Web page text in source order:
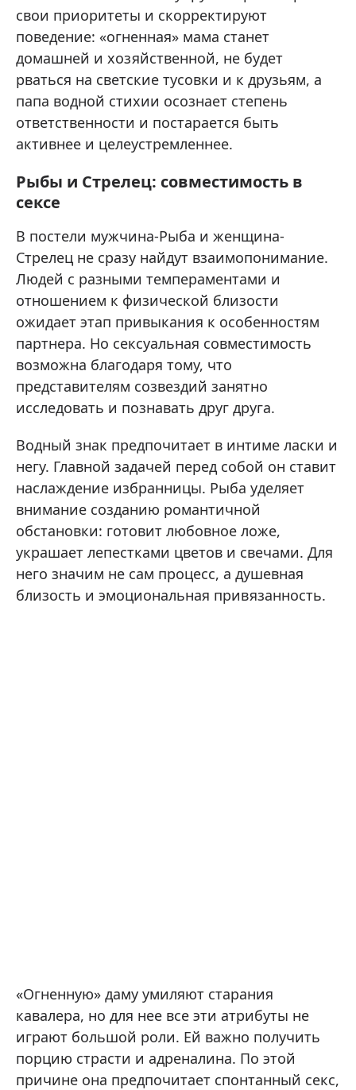
свои приоритеты и скорректируют
поведение: «огненная» мама станет
домашней и хозяйственной, не будет
рваться на светские тусовки и к друзьям, а
папа водной стихии осознает степень
ответственности и постарается быть
активнее и целеустремленнее.
Рыбы и Стрелец: совместимость в
сексе
В постели мужчина-Рыба и женщина-
Стрелец не сразу найдут взаимопонимание.
Людей с разными темпераментами и
отношением к физической близости
ожидает этап привыкания к особенностям
партнера. Но сексуальная совместимость
возможна благодаря тому, что
представителям созвездий занятно
исследовать и познавать друг друга.
Водный знак предпочитает в интиме ласки и
негу. Главной задачей перед собой он ставит
наслаждение избранницы. Рыба уделяет
внимание созданию романтичной
обстановки: готовит любовное ложе,
украшает лепестками цветов и свечами. Для
него значим не сам процесс, а душевная
близость и эмоциональная привязанность.
«Огненную» даму умиляют старания
кавалера, но для нее все эти атрибуты не
играют большой роли. Ей важно получить
порцию страсти и адреналина. По этой
причине она предпочитает спонтанный секс,